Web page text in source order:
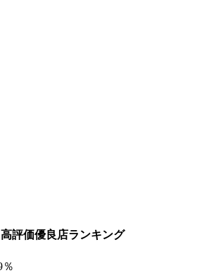
評価優良店ランキング
％